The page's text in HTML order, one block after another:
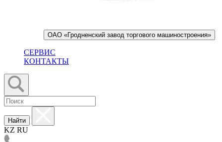
ОАО «Гродненский завод торгового машиностроения»
СЕРВИС
КОНТАКТЫ
Найти
KZ RU